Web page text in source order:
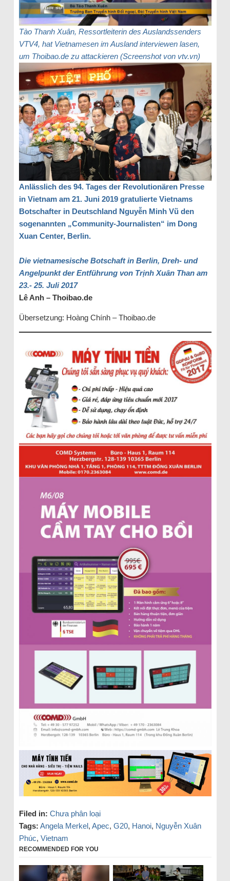
Tào Thanh Xuân, Ressortleiterin des Auslandssenders
VTV4, hat Vietnamesen im Ausland interviewen lasen,
um Thoibao.de zu attackieren (Screenshot von vtv.vn)
Anlässlich des 94. Tages der Revolutionären Presse
in Vietnam am 21. Juni 2019 gratulierte Vietnams
Botschafter in Deutschland Nguyễn Minh Vũ den
sogenannten „Community-Journalisten“ im Dong
Xuan Center, Berlin.
Die vietnamesische Botschaft in Berlin, Dreh- und
Angelpunkt der Entführung von Trịnh Xuân Than am
23.- 25. Juli 2017
Lê Anh – Thoibao.de
Übersetzung: Hoàng Chính – Thoibao.de
Filed in: Chưa phân loại
Tags: Angela Merkel, Apec, G20, Hanoi, Nguyễn Xuân
Phúc, Vietnam
RECOMMENDED FOR YOU